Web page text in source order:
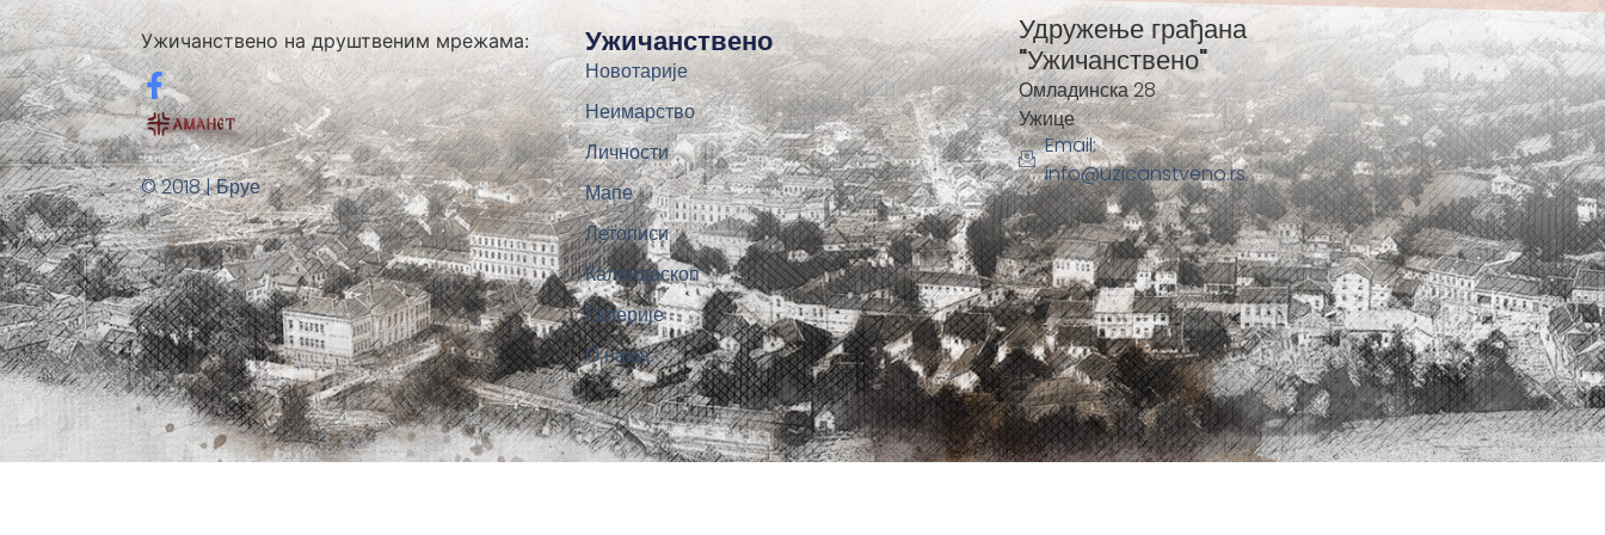
Ужичанствено на друштвеним мрежама:
© 2018 | Бруе
Ужичанствено
Новотарије
Неимарство
Личности
Мапе
Летописи
Калеидоскоп
Галерије
О нама
Удружење грађана
"Ужичанствено"
Омладинска 28
Ужице
Email:
info@uzicanstveno.rs